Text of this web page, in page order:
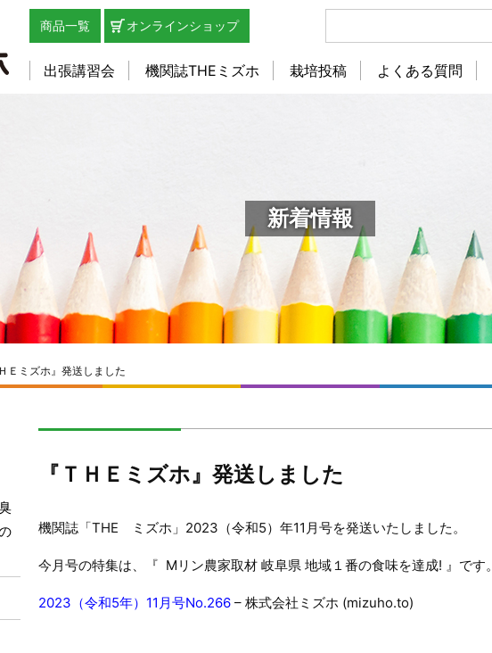
商品一覧 オンラインショップ
出張講習会 機関誌THEミズホ 栽培投稿 よくある質問
新着情報
Ｅミズホ』発送しました
『ＴＨＥミズホ』発送しました
機関誌「THE ミズホ」2023（令和5）年11月号を発送いたしました。
今月号の特集は、『 Mリン農家取材 岐阜県 地域１番の食味を達成! 』です。
2023（令和5年）11月号No.266 – 株式会社ミズホ (mizuho.to)